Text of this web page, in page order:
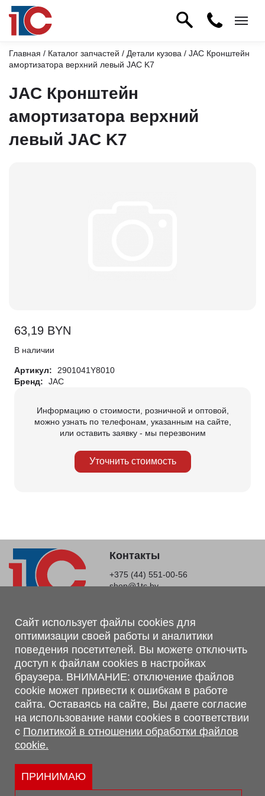
Главная / Каталог запчастей / Детали кузова / JAC Кронштейн
амортизатора верхний левый JAC K7
JAC Кронштейн
амортизатора верхний
левый JAC K7
63,19 BYN
В наличии
Артикул:
2901041Y8010
Бренд:
JAC
Информацию о стоимости, розничной и оптовой,
можно узнать по телефонам, указанным на сайте,
или оставить заявку - мы перезвоним
Уточнить стоимость
Контакты
+375 (44) 551-00-56
shop@1tc.by
Магазин, склад
г. Минск, Минский р-н, п. Привольный, ул. Мира, 20А,
223062
г. Брест, ул. Лейтенанта Рябцева, 108 В, 224701
Обращаем Ваше внимание, что вся предоставленная на сайте
информация, касающаяся комплектаций, технических
характеристик, цветовых сочетаний, а также стоимости и
сервисного обслуживания носит информационный характер и
не является публичной офертой, определяемой п.2 ст.407
Гражданского кодекса Республики Беларусь.
Политика обработки персональных данных
Политикой в отношении обработки файлов cookie.
Сайт использует файлы cookies для
оптимизации своей работы и аналитики
поведения посетителей. Вы можете отключить
доступ к файлам cookies в настройках
браузера. ВНИМАНИЕ: отключение файлов
cookie может привести к ошибкам в работе
сайта. Оставаясь на сайте, Вы даете согласие
на использование нами cookies в соответствии
с Политикой в отношении обработки файлов
cookie.
ПРИНИМАЮ